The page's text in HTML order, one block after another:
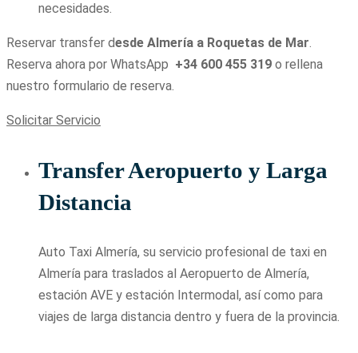
necesidades.
Reservar transfer desde Almería a Roquetas de Mar.
Reserva ahora por WhatsApp +34 600 455 319 o rellena
nuestro formulario de reserva.
Solicitar Servicio
Transfer Aeropuerto y Larga
Distancia
Auto Taxi Almería, su servicio profesional de taxi en
Almería para traslados al Aeropuerto de Almería,
estación AVE y estación Intermodal, así como para
viajes de larga distancia dentro y fuera de la provincia.